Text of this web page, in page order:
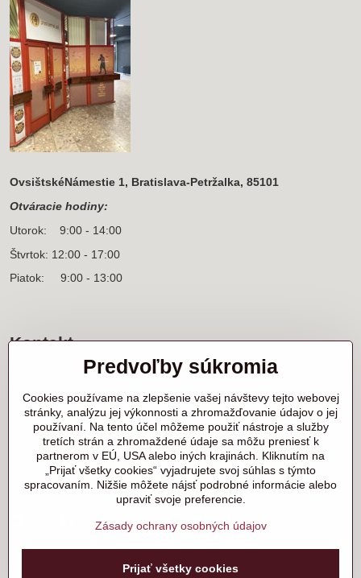
OvsištskéNámestie 1, Bratislava-Petržalka, 85101
Otváracie hodiny:
Utorok: 9:00 - 14:00
Štvrtok: 12:00 - 17:00
Piatok: 9:00 - 13:00
Kontakt
Sídlo firmy a korešpondenčná adresa
Ľanová 31
900 25 Chorvátsky Grob
+421 905 818 702 p. Marek Nerád
+421 910 919 130 p. Michal Horník
+421 910 298 457 showroom
samurai@samurai.sk
Facebook Instagram
©2026Copyright
Predvoľby súkromia
Cookies používame na zlepšenie vašej návštevy tejto webovej
stránky, analýzu jej výkonnosti a zhromažďovanie údajov o jej
používaní. Na tento účel môžeme použiť nástroje a služby
tretích strán a zhromaždené údaje sa môžu preniesť k
partnerom v EÚ, USA alebo iných krajinách. Kliknutím na
„Prijať všetky cookies“ vyjadrujete svoj súhlas s týmto
spracovaním. Nižšie môžete nájsť podrobné informácie alebo
upraviť svoje preferencie.
Zásady ochrany osobných údajov
Prijať všetky cookies